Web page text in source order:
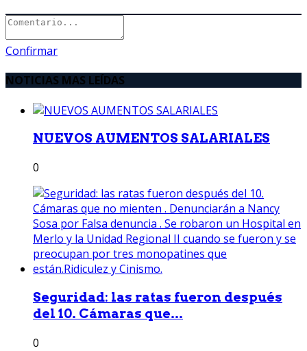
Confirmar
NOTICIAS MAS LEÍDAS
NUEVOS AUMENTOS SALARIALES
0
Seguridad: las ratas fueron después
del 10. Cámaras que...
0